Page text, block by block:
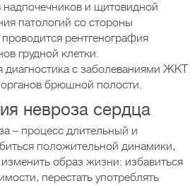
и щитовидной
патологий со стороны
рентгенография
грудной клетки.
с заболеваниями ЖКТ
брюшной полости.
невроза сердца
– процесс длительный и
положительной динамики,
образ жизни: избавиться
перестать употреблять